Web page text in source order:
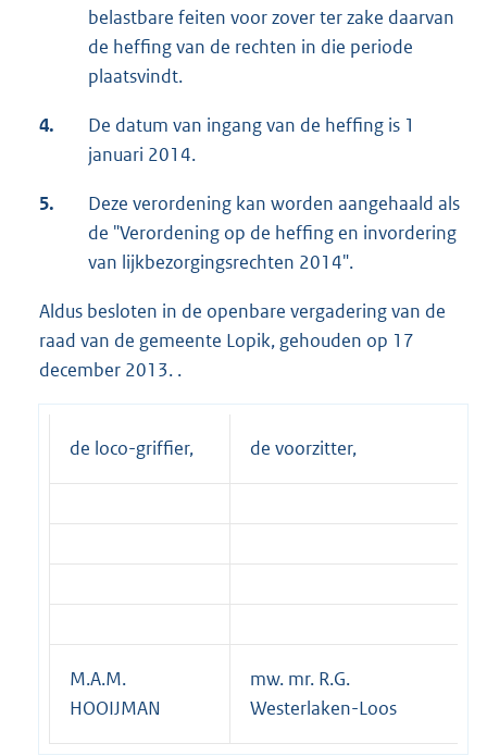
belastbare feiten voor zover ter zake daarvan
de heffing van de rechten in die periode
plaatsvindt.
4.
De datum van ingang van de heffing is 1
januari 2014.
5.
Deze verordening kan worden aangehaald als
de "Verordening op de heffing en invordering
van lijkbezorgingsrechten 2014".
Aldus besloten in de openbare vergadering van de
raad van de gemeente Lopik, gehouden op 17
december 2013. .
de loco-griffier, de voorzitter,
M.A.M.
HOOIJMAN
mw. mr. R.G.
Westerlaken-Loos